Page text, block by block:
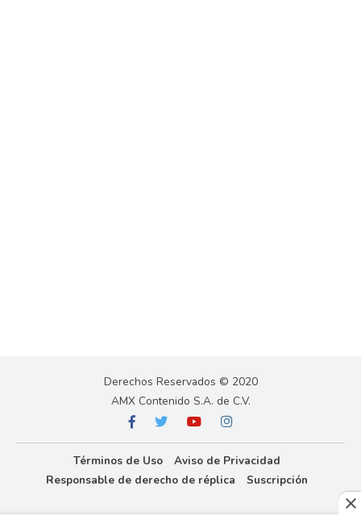
Derechos Reservados © 2020
AMX Contenido S.A. de C.V.
Términos de Uso
Aviso de Privacidad
Responsable de derecho de réplica
Suscripción